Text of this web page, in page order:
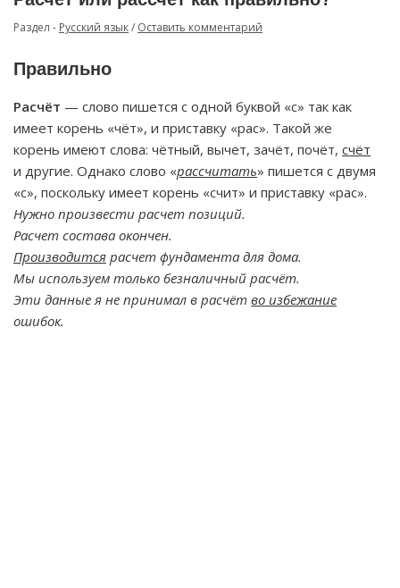
Раздел - Русский язык/ Оставить комментарий
Правильно
Расчёт — слово пишется с одной буквой «с» так как
имеет корень «чёт», и приставку «рас». Такой же
корень имеют слова: чётный, вычет, зачёт, почёт, счёт
и другие. Однако слово «рассчитать» пишется с двумя
«с», поскольку имеет корень «счит» и приставку «рас».
Нужно произвести расчет позиций.
Расчет состава окончен.
Производится расчет фундамента для дома.
Мы используем только безналичный расчёт.
Эти данные я не принимал в расчёт во избежание
ошибок.